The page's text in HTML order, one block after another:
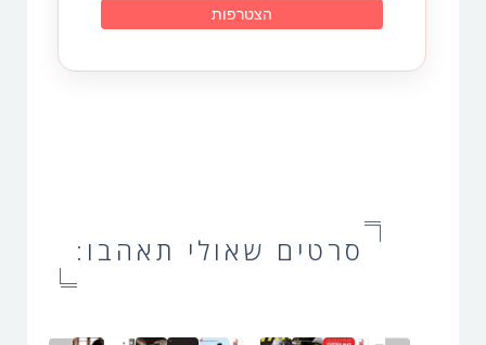
סרטים שאולי תאהבו: